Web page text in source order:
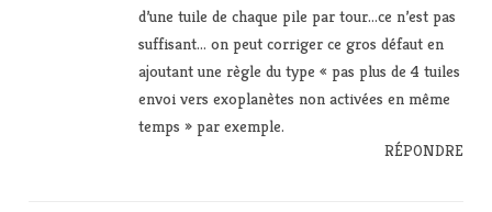
d’une tuile de chaque pile par tour…ce n’est pas
suffisant… on peut corriger ce gros défaut en
ajoutant une règle du type « pas plus de 4 tuiles
envoi vers exoplanètes non activées en même
temps » par exemple.
RÉPONDRE